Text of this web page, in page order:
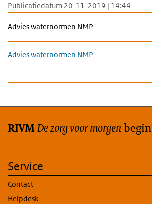
Publicatiedatum 20-11-2019 | 14:44
Advies waternormen NMP
Advies waternormen NMP
RIVMDe zorg voor morgen
Service
Contact
Helpdesk